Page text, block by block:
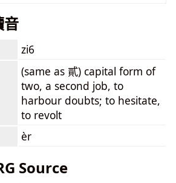
zi6
(same as 貳) capital form of
two, a second job, to
harbour doubts; to hesitate,
to revolt
èr
Source